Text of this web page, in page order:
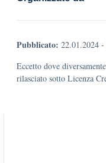
Pubblicato: 22.01.2024 -
Eccetto dove
rilasciato sotto Licenza